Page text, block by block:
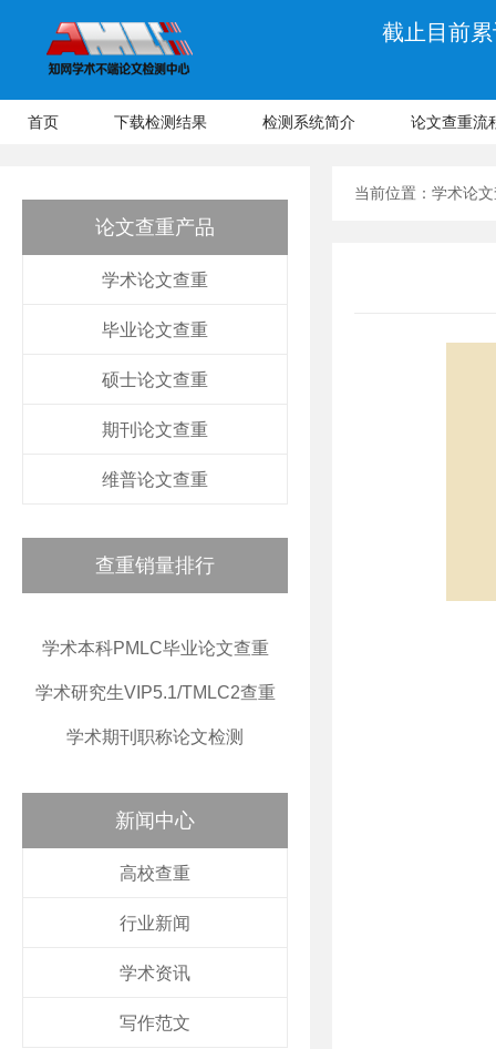
截止目前
首页 下载检测结果 检测系统简介 论文查重流
论文查重产品
学术论文查重
毕业论文查重
硕士论文查重
期刊论文查重
维普论文查重
查重销量排行
学术本科PMLC毕业论文查重
学术研究生VIP5.1/TMLC2查重
学术期刊职称论文检测
新闻中心
高校查重
行业新闻
学术资讯
写作范文
当前位置： 学术论